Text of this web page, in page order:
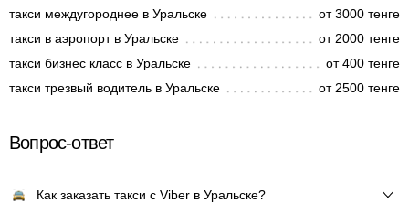
такси междугороднее в Уральске
от 3000 тенге
такси в аэропорт в Уральске
от 2000 тенге
такси бизнес класс в Уральске
от 400 тенге
такси трезвый водитель в Уральске
от 2500 тенге
Вопрос-ответ
Как заказать такси с Viber в Уральске?